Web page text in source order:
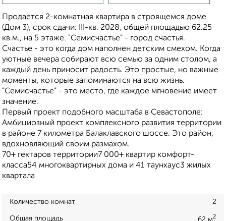
Продаётся 2-комнатная квартира в строящемся доме
(Дом 3), срок сдачи: III-кв. 2028, общей площадью 62.25
кв.м., на 5 этаже. "Семисчастье" - город счастья.
Счастье - это когда дом наполнен детским смехом. Когда
уютные вечера собирают всю семью за одним столом, а
каждый день приносит радость. Это простые, но важные
моменты, которые запоминаются на всю жизнь.
"Семисчастье" - это место, где каждое мгновение имеет
значение.
Первый проект подобного масштаба в Севастополе:
Амбициозный проект комплексного развития территории
в районе 7 километра Балаклавского шоссе. Это район,
вдохновляющий своим размахом.
70+ гектаров территории7 000+ квартир комфорт-
класса54 многоквартирных дома и 41 таунхаус3 жилых
квартала
Количество комнат 2
Общая площадь 62 м2